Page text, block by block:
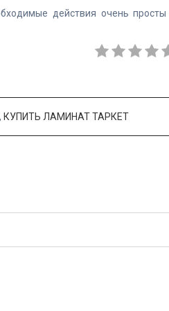
действия очень
, КУПИТЬ ЛАМИНАТ ТАРКЕТ